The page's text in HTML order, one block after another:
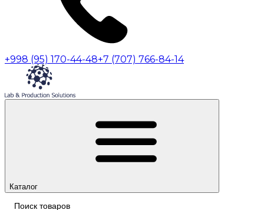
+998 (95) 170-44-48+7 (707) 766-84-14
Каталог